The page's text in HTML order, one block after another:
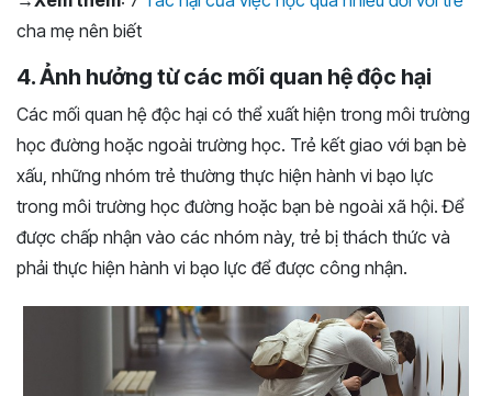
cha mẹ nên biết
4. Ảnh hưởng từ các mối quan hệ độc hại
Các mối quan hệ độc hại có thể xuất hiện trong môi trường
học đường hoặc ngoài trường học. Trẻ kết giao với bạn bè
xấu, những nhóm trẻ thường thực hiện hành vi bạo lực
trong môi trường học đường hoặc bạn bè ngoài xã hội. Để
được chấp nhận vào các nhóm này, trẻ bị thách thức và
phải thực hiện hành vi bạo lực để được công nhận.